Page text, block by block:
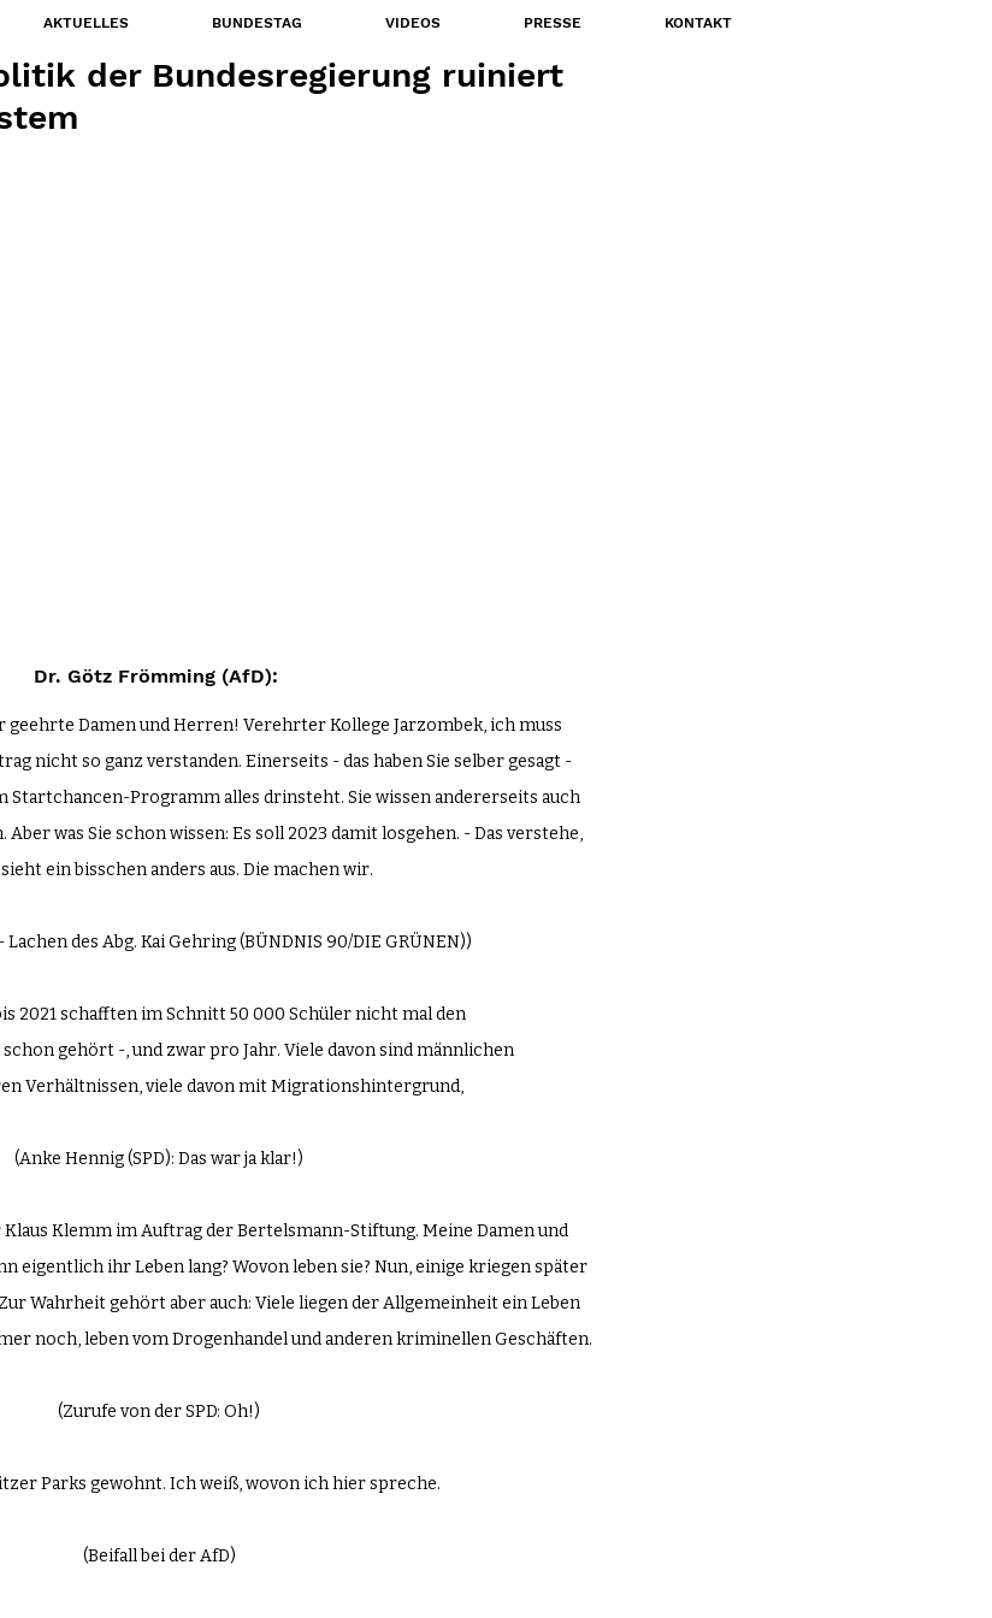
der Bundesregierung ruiniert
Dr. Götz Frömming (AfD):
geehrte Damen und Herren! Verehrter Kollege Jarzombek, ich muss
nicht so ganz verstanden. Einerseits - das haben Sie selber gesagt -
Startchancen-Programm alles drinsteht. Sie wissen andererseits auch
was Sie schon wissen: Es soll 2023 damit losgehen. - Das verstehe,
ein bisschen anders aus. Die machen wir.
des Abg. Kai Gehring (BÜNDNIS 90/DIE GRÜNEN))
2021 schafften im Schnitt 50 000 Schüler nicht mal den
gehört -, und zwar pro Jahr. Viele davon sind männlichen
Verhältnissen, viele davon mit Migrationshintergrund,
(Anke Hennig (SPD): Das war ja klar!)
Klemm im Auftrag der Bertelsmann-Stiftung. Meine Damen und
eigentlich ihr Leben lang? Wovon leben sie? Nun, einige kriegen später
Wahrheit gehört aber auch: Viele liegen der Allgemeinheit ein Leben
noch, leben vom Drogenhandel und anderen kriminellen Geschäften.
(Zurufe von der SPD: Oh!)
Parks gewohnt. Ich weiß, wovon ich hier spreche.
(Beifall bei der AfD)
AKTUELLES BUNDESTAG VIDEOS PRESSE KONTAKT